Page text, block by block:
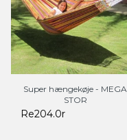
Super hængekøje - MEGA
STOR
Re204.0r